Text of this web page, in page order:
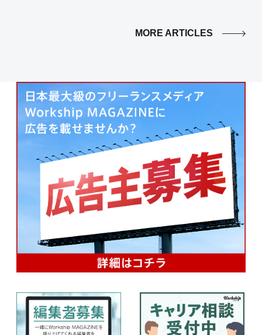
MORE ARTICLES